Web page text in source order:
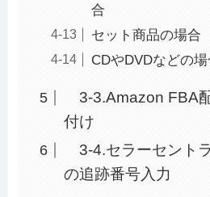
合
セット商品の場合
CDやDVDなどの場
3-3.Amazon FBA
付け
3-4.セラーセント
の追跡番号入力